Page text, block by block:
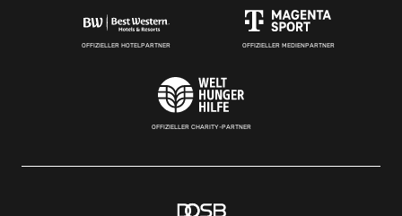
OFFIZIELLER HOTELPARTNER OFFIZIELLER MEDIENPARTNER
OFFIZIELLER CHARITY-PARTNER